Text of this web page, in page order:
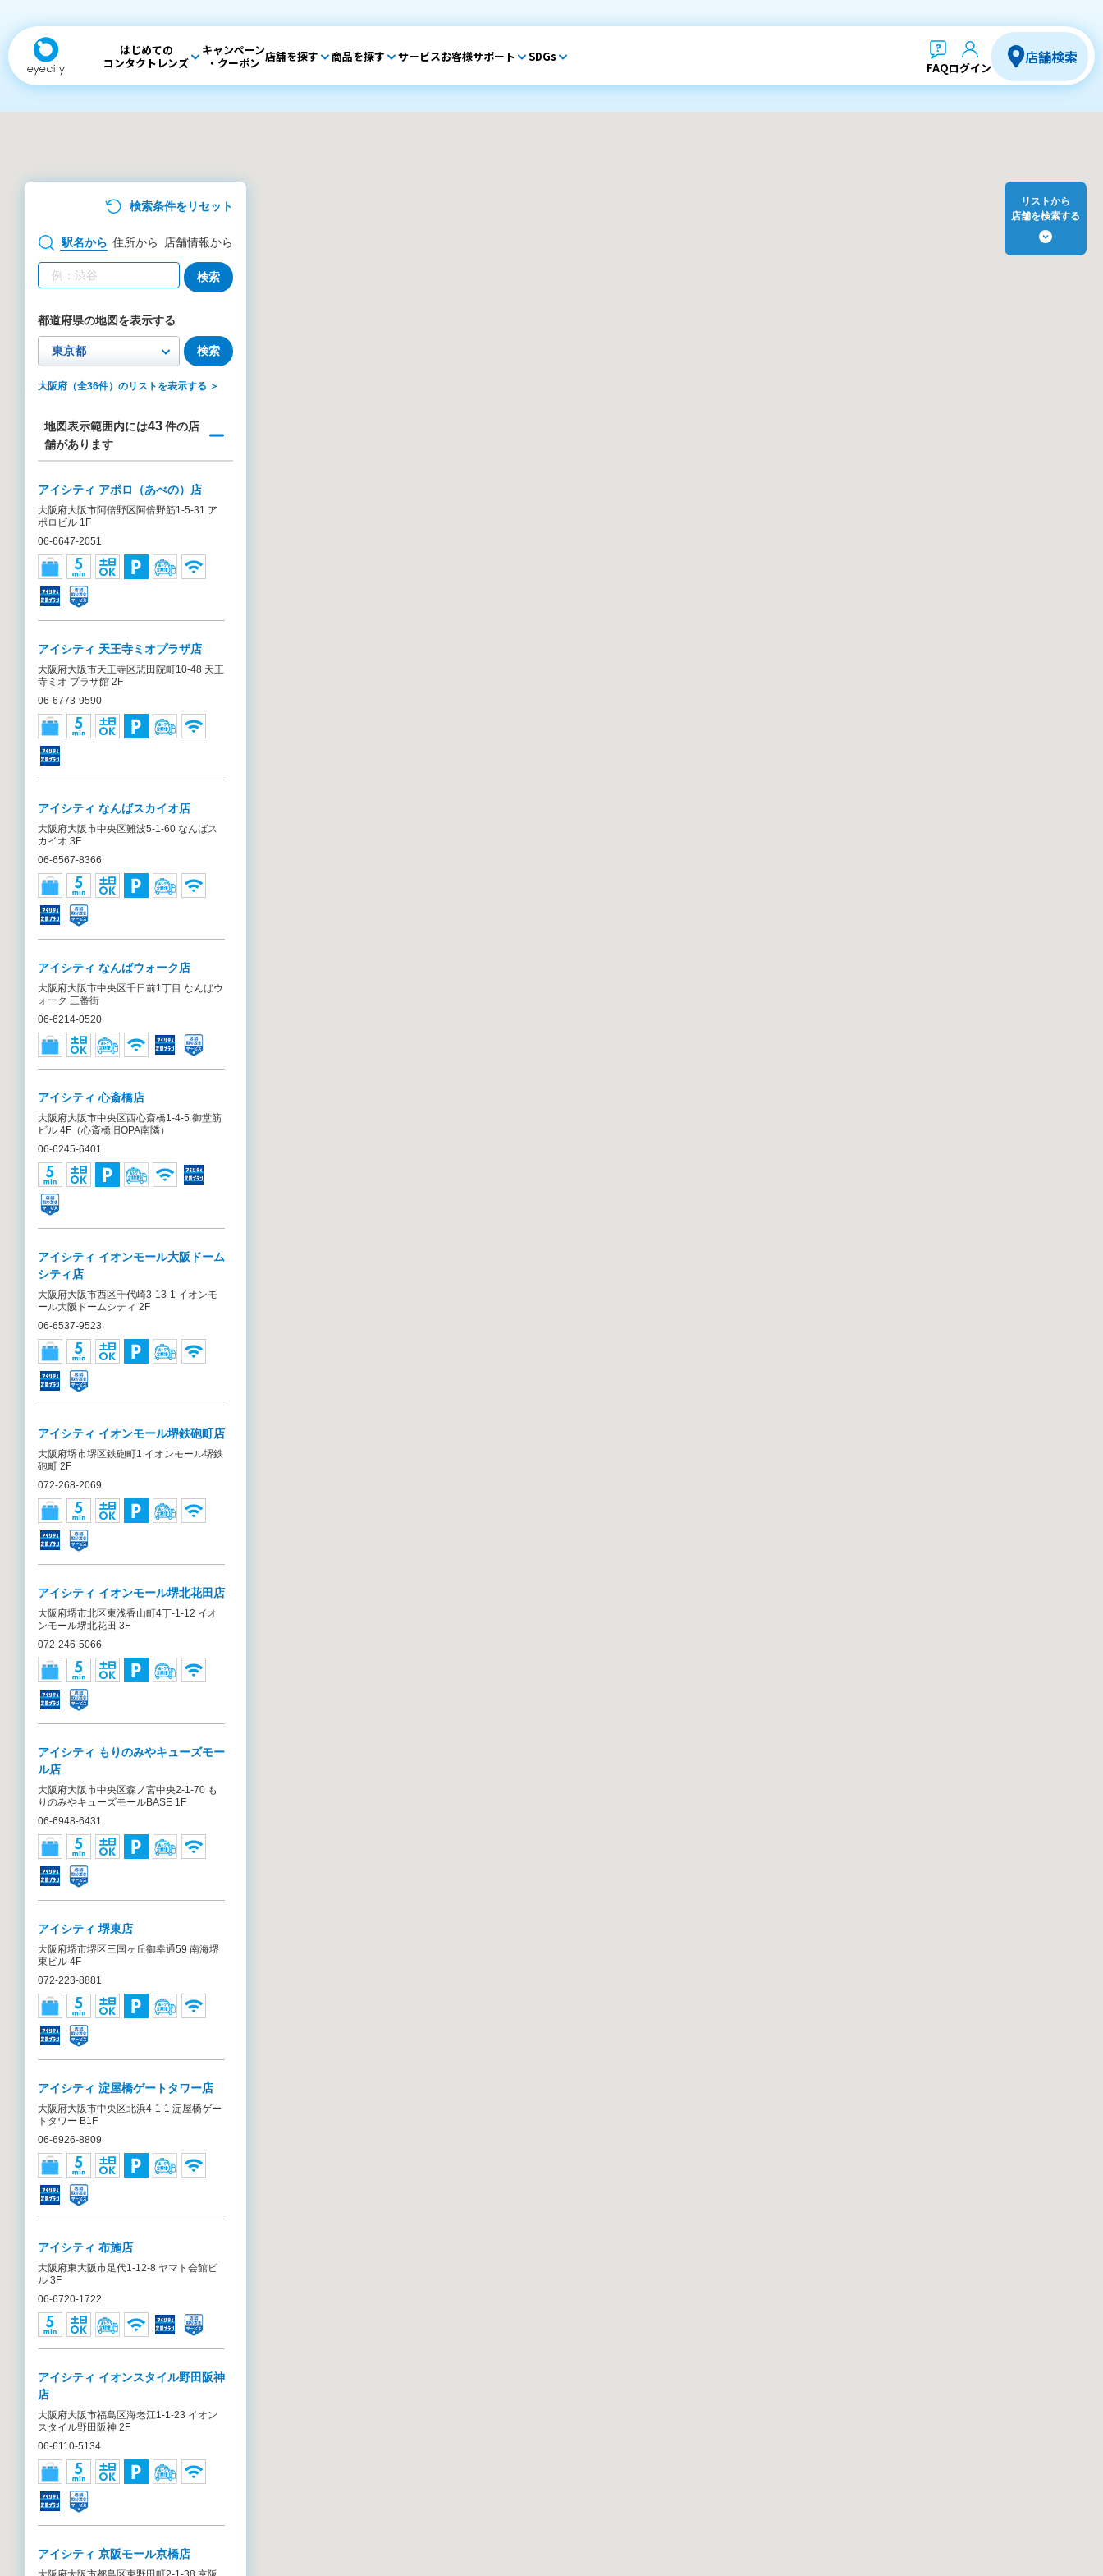
はじめての
コンタクトレンズ
キャンペーン
・クーポン 店舗を探す 商品を探す サービスお客様サポート SDGs
FAQログイン
店舗検索
検索条件をリセット
駅名から 住所から 店舗情報から
検索
都道府県の地図を表示する
検索
大阪府（全36件）のリストを表示する ＞
地図表示範囲内には43件の店
舗があります
アイシティ アポロ（あべの）店
大阪府大阪市阿倍野区阿倍野筋1-5-31 ア
ポロビル 1F
06-6647-2051
アイシティ 天王寺ミオプラザ店
大阪府大阪市天王寺区悲田院町10-48 天王
寺ミオ プラザ館 2F
06-6773-9590
アイシティ なんばスカイオ店
大阪府大阪市中央区難波5-1-60 なんばス
カイオ 3F
06-6567-8366
アイシティ なんばウォーク店
大阪府大阪市中央区千日前1丁目 なんばウ
ォーク 三番街
06-6214-0520
アイシティ 心斎橋店
大阪府大阪市中央区西心斎橋1-4-5 御堂筋
ビル 4F（心斎橋旧OPA南隣）
06-6245-6401
アイシティ イオンモール大阪ドーム
シティ店
大阪府大阪市西区千代崎3-13-1 イオンモ
ール大阪ドームシティ 2F
06-6537-9523
アイシティ イオンモール堺鉄砲町店
大阪府堺市堺区鉄砲町1 イオンモール堺鉄
砲町 2F
072-268-2069
アイシティ イオンモール堺北花田店
大阪府堺市北区東浅香山町4丁-1-12 イオ
ンモール堺北花田 3F
072-246-5066
アイシティ もりのみやキューズモー
ル店
大阪府大阪市中央区森ノ宮中央2-1-70 も
りのみやキューズモールBASE 1F
06-6948-6431
アイシティ 堺東店
大阪府堺市堺区三国ヶ丘御幸通59 南海堺
東ビル 4F
072-223-8881
アイシティ 淀屋橋ゲートタワー店
大阪府大阪市中央区北浜4-1-1 淀屋橋ゲー
トタワー B1F
06-6926-8809
アイシティ 布施店
大阪府東大阪市足代1-12-8 ヤマト会館ビ
ル 3F
06-6720-1722
アイシティ イオンスタイル野田阪神
店
大阪府大阪市福島区海老江1-1-23 イオン
スタイル野田阪神 2F
06-6110-5134
アイシティ 京阪モール京橋店
リストから
店舗を検索する